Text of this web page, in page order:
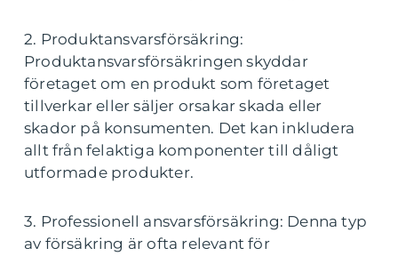
2. Produktansvarsförsäkring:
Produktansvarsförsäkringen skyddar
företaget om en produkt som företaget
tillverkar eller säljer orsakar skada eller
skador på konsumenten. Det kan inkludera
allt från felaktiga komponenter till dåligt
utformade produkter.
3. Professionell ansvarsförsäkring: Denna typ
av försäkring är ofta relevant för